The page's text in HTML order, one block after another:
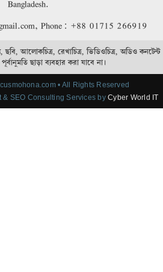
Bangladesh.
Phone: +88 01715 266919
ছবি, আলোকচিত্র, রেখাচিত্র, ভিডিওচিত্র, অডিও কনটেন্ট
ছাড়া ব্যবহার করা যাবে না।
• All Rights Reserved
& SEO Consulting Services byCyber World IT